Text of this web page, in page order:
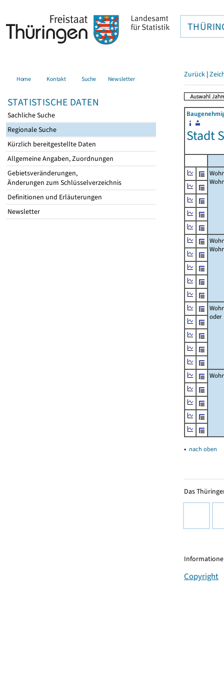
Home Kontakt Suche Newsletter
STATISTISCHE DATEN
Sachliche Suche
Regionale Suche
Kürzlich bereitgestellte Daten
Allgemeine Angaben, Zuordnungen
Gebietsveränderungen,
Änderungen zum Schlüsselverzeichnis
Definitionen und Erläuterungen
Newsletter
Zurück |
Stadt
oder
▴ nach oben
Das
Copyright